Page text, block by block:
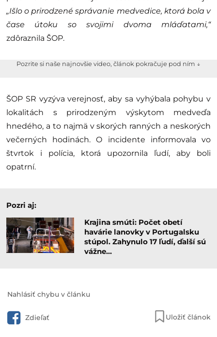
„Išlo o prirodzené správanie medvedice, ktorá bola v
čase útoku so svojimi dvoma mláďatami,“
zdôraznila ŠOP.
Pozrite si naše najnovšie video, článok pokračuje pod ním ↓
ŠOP SR vyzýva verejnosť, aby sa vyhýbala pohybu v
lokalitách s prirodzeným výskytom medveďa
hnedého, a to najmä v skorých ranných a neskorých
večerných hodinách. O incidente informovala vo
Pozri aj: